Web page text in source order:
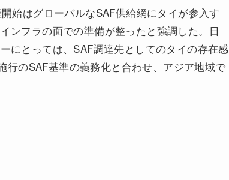
始はグローバルなSAF供給網にタイが参入す
ンフラの面での準備が整ったと強調した。日
にとっては、SAF調達先としてのタイの存在感
行のSAF基準の義務化と合わせ、アジア地域で